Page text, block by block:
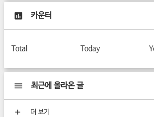
카운터
Total Today
최근에 올라온 글
더 보기